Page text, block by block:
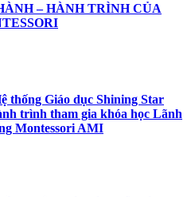
– HÀNH TRÌNH CỦA
thống Giáo dục Shining Star
trình tham gia khóa học Lãnh
Montessori AMI